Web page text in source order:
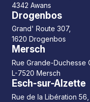
4342 Awans
Drogenbos
Grand' Route 307,
1620 Drogenbos
Mersch
Rue Grande-Duchesse
L-7520 Mersch
Esch-sur-Alzette
Rue de la Libération 56,